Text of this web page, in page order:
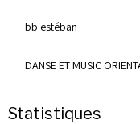
bb estéban
DANSE ET MUSIC
Statistiques